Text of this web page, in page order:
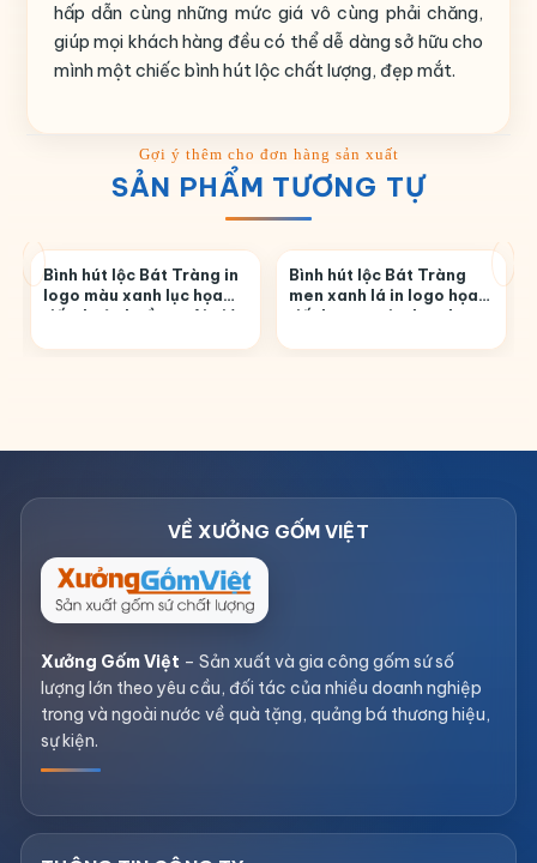
hấp dẫn cùng những mức giá vô cùng phải chăng,
giúp mọi khách hàng đều có thể dễ dàng sở hữu cho
mình một chiếc bình hút lộc chất lượng, đẹp mắt.
SẢN PHẨM TƯƠNG TỰ
Bình hút lộc Bát Tràng in
logo màu xanh lục họa
tiết thuận buồm xuôi gió
Bình hút lộc Bát Tràng
men xanh lá in logo họa
tiết hoa sen in decal
Xưởng Gốm Việt – Sản xuất và gia công gốm sứ số
lượng lớn theo yêu cầu, đối tác của nhiều doanh nghiệp
trong và ngoài nước về quà tặng, quảng bá thương hiệu,
sự kiện.